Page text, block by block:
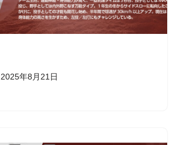
2025年8月21日